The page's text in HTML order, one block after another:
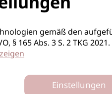
gemäß den
§ 165 Abs. 3 S. 2 TKG
Einstellungen